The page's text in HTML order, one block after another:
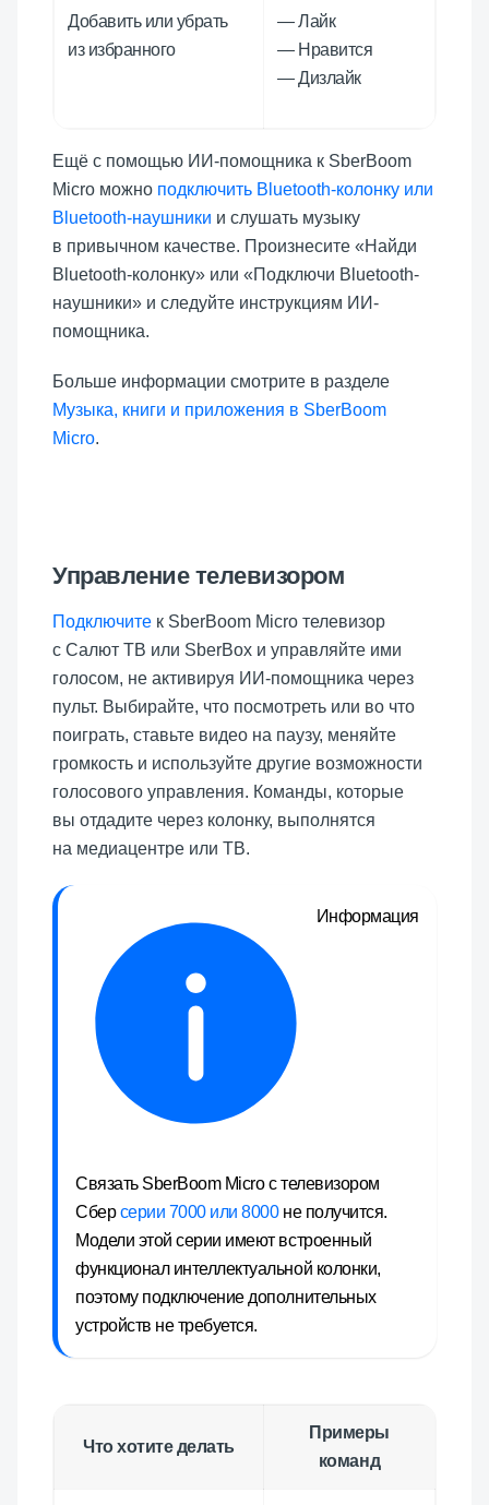
Добавить или убрать
из избранного
— Лайк
— Нравится
— Дизлайк
Ещё с помощью ИИ-помощника к SberBoom
Micro можно подключить Bluetooth-колонку или
Bluetooth-наушники и слушать музыку
в привычном качестве. Произнесите «Найди
Bluetooth-колонку» или «Подключи Bluetooth-
наушники» и следуйте инструкциям ИИ-
помощника.
Больше информации смотрите в разделе
Музыка, книги и приложения в SberBoom
Micro.
Управление телевизором
Подключите к SberBoom Micro телевизор
с Салют ТВ или SberBox и управляйте ими
голосом, не активируя ИИ-помощника через
пульт. Выбирайте, что посмотреть или во что
поиграть, ставьте видео на паузу, меняйте
громкость и используйте другие возможности
голосового управления. Команды, которые
вы отдадите через колонку, выполнятся
на медиацентре или ТВ.
Информация
Связать SberBoom Microс телевизором
Сберсерии 7000 или 8000не получится.
Модели этой серии имеют встроенный
функционал интеллектуальной колонки,
поэтому подключение дополнительных
устройств не требуется.
Что хотите делать
Примеры
команд